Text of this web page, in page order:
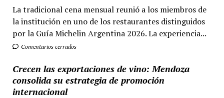
La tradicional cena mensual reunió a los miembros de
la institución en uno de los restaurantes distinguidos
por la Guía Michelin Argentina 2026. La experiencia...
Comentarios cerrados
Crecen las exportaciones de vino: Mendoza
consolida su estrategia de promoción
internacional